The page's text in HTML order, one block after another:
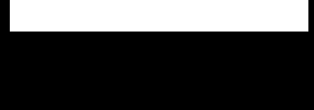
Vorgängermodelle